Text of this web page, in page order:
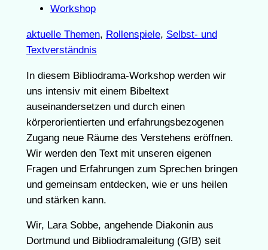
Workshop
aktuelle Themen, Rollenspiele, Selbst- und
Textverständnis
In diesem Bibliodrama-Workshop werden wir
uns intensiv mit einem Bibeltext
auseinandersetzen und durch einen
körperorientierten und erfahrungsbezogenen
Zugang neue Räume des Verstehens eröffnen.
Wir werden den Text mit unseren eigenen
Fragen und Erfahrungen zum Sprechen bringen
und gemeinsam entdecken, wie er uns heilen
und stärken kann.
Wir, Lara Sobbe, angehende Diakonin aus
Dortmund und Bibliodramaleitung (GfB) seit